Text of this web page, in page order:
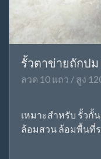
รั้วตาข่ายถักปม
ลวด 10 แถว / สูง
เหมาะสำหรับ รั้วกั้
ล้อมสวน ล้อมพื้นที่